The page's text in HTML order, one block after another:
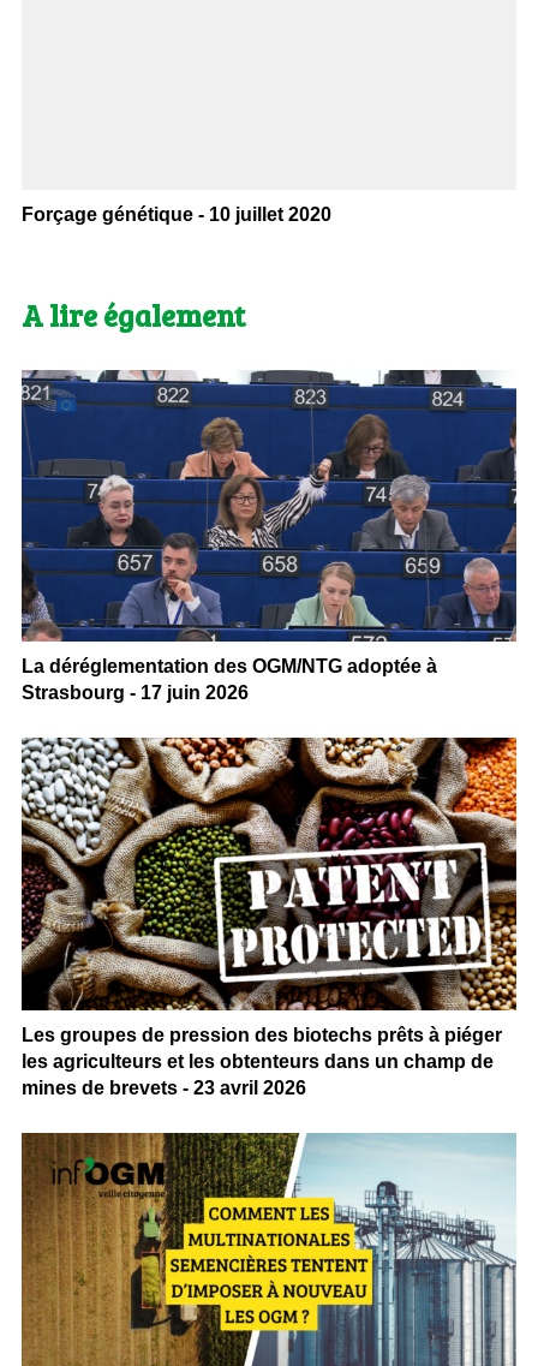
Forçage génétique - 10 juillet 2020
A lire également
La déréglementation des OGM/NTG adoptée à
Strasbourg - 17 juin 2026
Les groupes de pression des biotechs prêts à piéger
les agriculteurs et les obtenteurs dans un champ de
mines de brevets - 23 avril 2026